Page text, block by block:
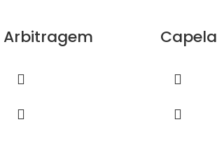
Arbitragem Capela